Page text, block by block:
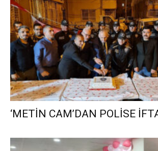
‘METİN CAM’DAN POLİSE